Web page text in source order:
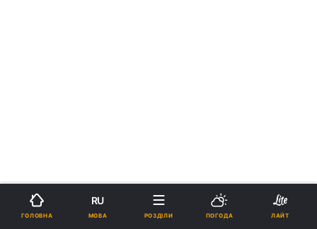
ГОЛОВНА
RU
МОВА РОЗДІЛИ ПОГОДА ЛАЙТ